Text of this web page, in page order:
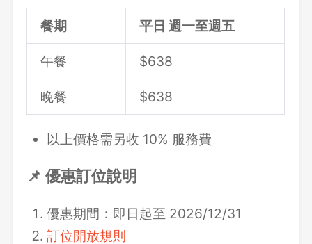
餐期 平日 週一至週五
午餐 $638
晚餐 $638
以上價格需另收 10% 服務費
📌 優惠訂位說明
優惠期間：即日起至 2026/12/31
訂位開放規則